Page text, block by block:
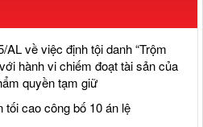
AL về việc định tội danh “Trộm
hành vi chiếm đoạt tài sản của
quyền tạm giữ
tối cao công bố 10 án lệ